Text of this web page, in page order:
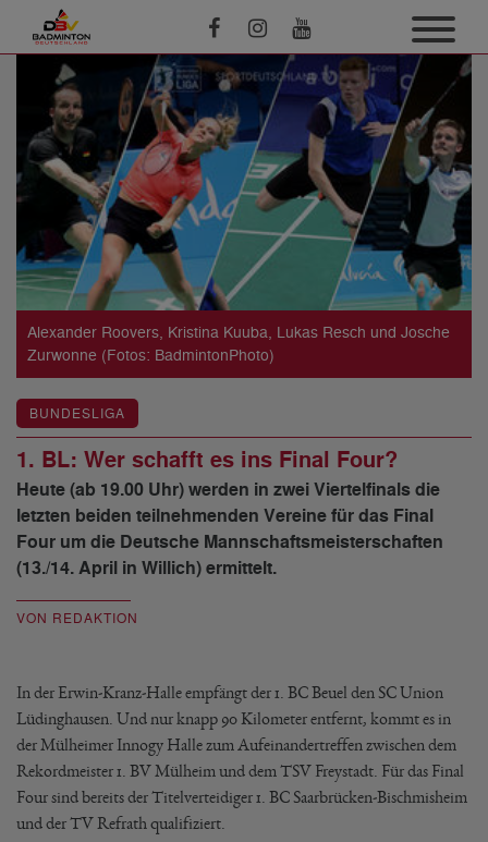
Alexander Roovers, Kristina Kuuba, Lukas Resch und Josche
Zurwonne (Fotos: BadmintonPhoto)
BUNDESLIGA
1. BL: Wer schafft es ins Final Four?
Heute (ab 19.00 Uhr) werden in zwei Viertelfinals die
letzten beiden teilnehmenden Vereine für das Final
Four um die Deutsche Mannschaftsmeisterschaften
(13./14. April in Willich) ermittelt.
VON REDAKTION
In der Erwin-Kranz-Halle empfängt der 1. BC Beuel den SC Union
Lüdinghausen. Und nur knapp 90 Kilometer entfernt, kommt es in
der Mülheimer Innogy Halle zum Aufeinandertreffen zwischen dem
Rekordmeister 1. BV Mülheim und dem TSV Freystadt. Für das Final
Four sind bereits der Titelverteidiger 1. BC Saarbrücken-Bischmisheim
und der TV Refrath qualifiziert.